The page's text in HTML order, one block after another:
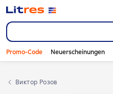
Promo-Code Neuerscheinungen
Виктор Розов